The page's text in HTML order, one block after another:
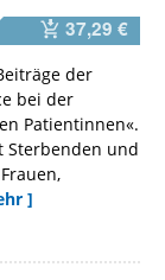
37,29 €
der
bei der
Patientinnen«.
Sterbenden und
]